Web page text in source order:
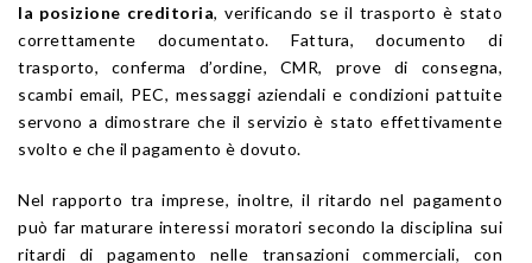
la posizione creditoria, verificando se il trasporto è stato
correttamente documentato. Fattura, documento di
trasporto, conferma d’ordine, CMR, prove di consegna,
scambi email, PEC, messaggi aziendali e condizioni pattuite
servono a dimostrare che il servizio è stato effettivamente
svolto e che il pagamento è dovuto.
Nel rapporto tra imprese, inoltre, il ritardo nel pagamento
può far maturare interessi moratori secondo la disciplina sui
ritardi di pagamento nelle transazioni commerciali, con